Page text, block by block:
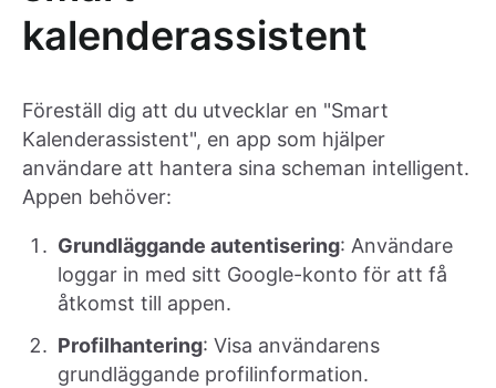
kalenderassistent
Föreställ dig att du utvecklar en "Smart
Kalenderassistent", en app som hjälper
användare att hantera sina scheman intelligent.
Appen behöver:
Grundläggande autentisering: Användare
loggar in med sitt Google-konto för att få
åtkomst till appen.
Profilhantering: Visa användarens
grundläggande profilinformation.